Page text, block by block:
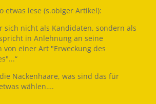
etwas lese (s.obiger Artikel):
sich nicht als Kandidaten, sondern als
in Anlehnung an seine
von einer Art "Erweckung des
Nackenhaare, was sind das für
wählen….